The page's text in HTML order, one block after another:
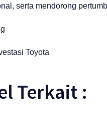
serta mendorong
Toyota
Terkait :